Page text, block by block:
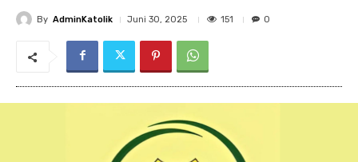
By AdminKatolik Juni 30, 2025 151 0